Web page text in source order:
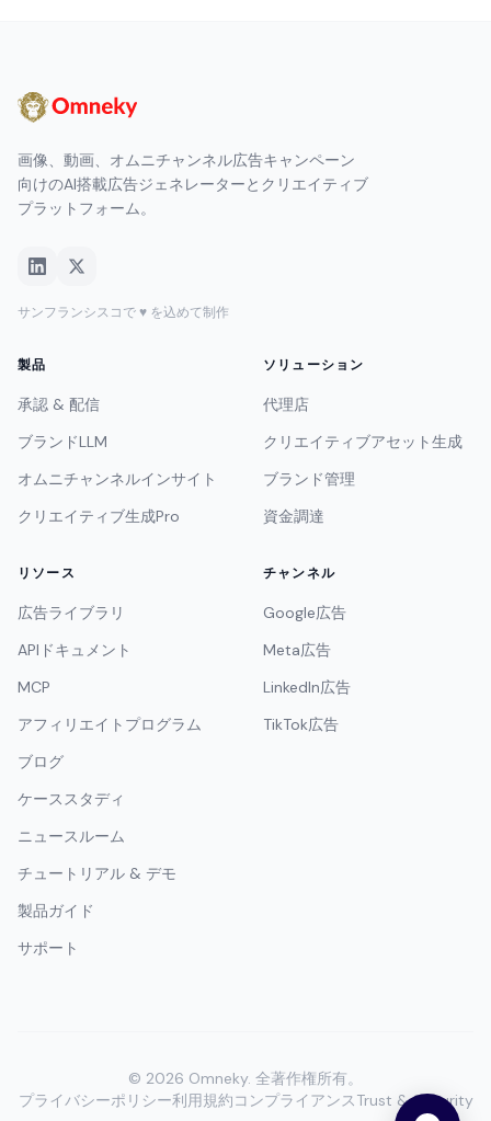
画像、動画、オムニチャンネル広告キャンペーン
向けのAI搭載広告ジェネレーターとクリエイティブ
プラットフォーム。
サンフランシスコで ♥ を込めて制作
製品
承認 & 配信
ブランドLLM
オムニチャンネルインサイト
クリエイティブ生成Pro
ソリューション
代理店
クリエイティブアセット生成
ブランド管理
資金調達
リソース
広告ライブラリ
APIドキュメント
MCP
アフィリエイトプログラム
ブログ
ケーススタディ
ニュースルーム
チュートリアル & デモ
製品ガイド
サポート
チャンネル
Google広告
Meta広告
LinkedIn広告
TikTok広告
© 2026 Omneky. 全著作権所有。
プライバシーポリシー利用規約コンプライアンスTrust & Security